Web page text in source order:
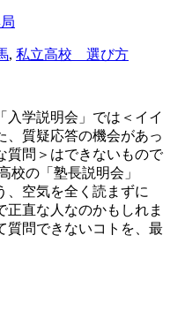
, 私立高校 選び方
入学説明会」では＜イイ
、質疑応答の機会があっ
質問＞はできないもので
校の「塾長説明会」
、空気を全く読まずに
正直な人なのかもしれま
質問できないコトを、最